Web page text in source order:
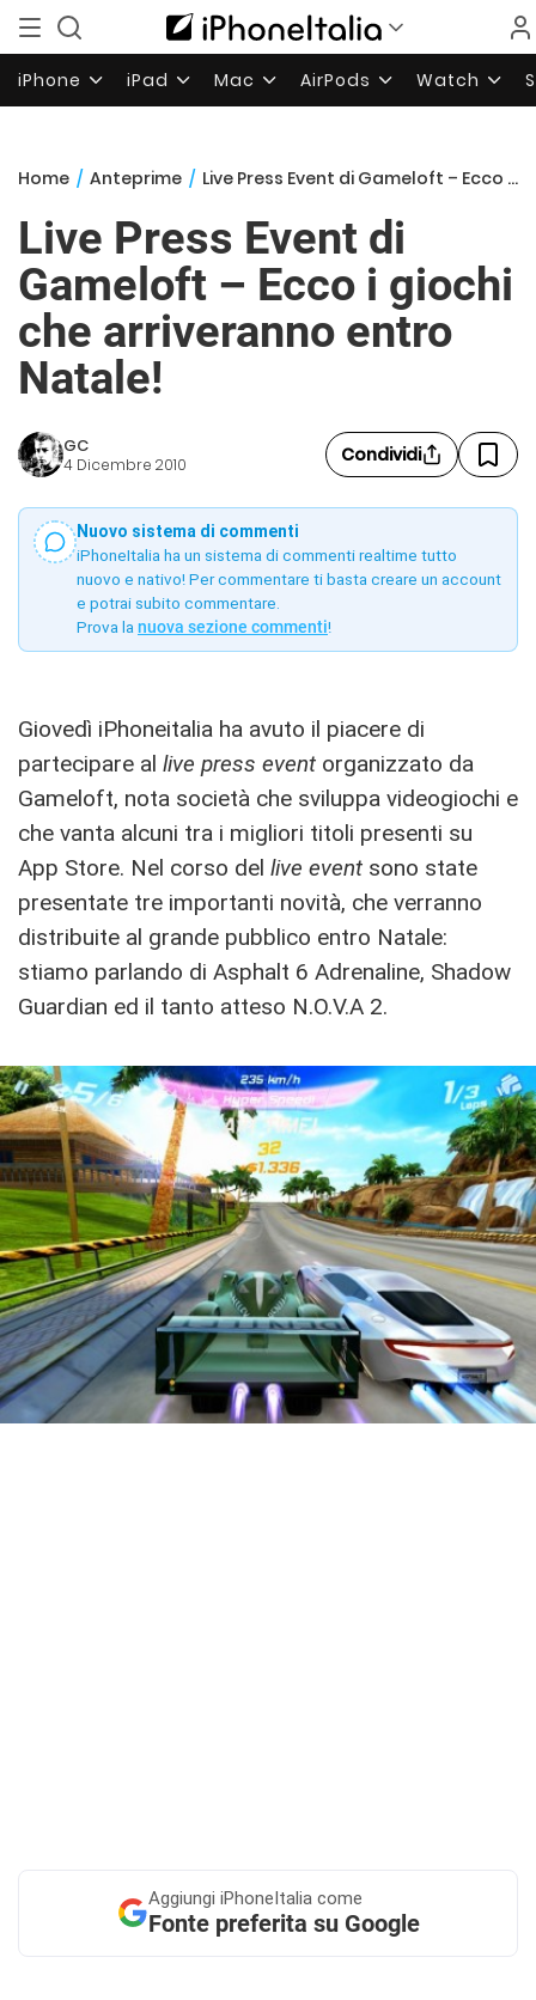
iPhone iPad Mac AirPods Watch
Home / Anteprime / Live Press Event di Gameloft – Ecco i giochi che arriveranno entro Natale!
Live Press Event di
Gameloft – Ecco i giochi
che arriveranno entro
Natale!
GC
4 Dicembre 2010 Condividi
Nuovo sistema di commenti
iPhoneItalia ha un sistema di commenti realtime tutto
nuovo e nativo! Per commentare ti basta creare un account
e potrai subito commentare.
Prova la nuova sezione commenti!
Giovedì iPhoneitalia ha avuto il piacere di
partecipare al live press event organizzato da
Gameloft, nota società che sviluppa videogiochi e
che vanta alcuni tra i migliori titoli presenti su
App Store. Nel corso del live event sono state
presentate tre importanti novità, che verranno
distribuite al grande pubblico entro Natale:
stiamo parlando di Asphalt 6 Adrenaline, Shadow
Guardian ed il tanto atteso N.O.V.A 2.
Aggiungi iPhoneItalia come
Fonte preferita su Google